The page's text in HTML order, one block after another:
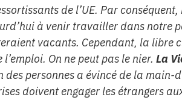
de l’UE. Par
à venir travailler dans notre
vacants. Cependant, la libre
l’emploi. On ne peut pas le nier.La
des personnes a évincé de la
doivent engager les étrangers